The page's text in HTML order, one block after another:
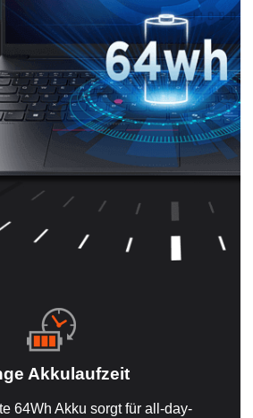
Akkulaufzeit
64Wh Akku sorgt für all-day-